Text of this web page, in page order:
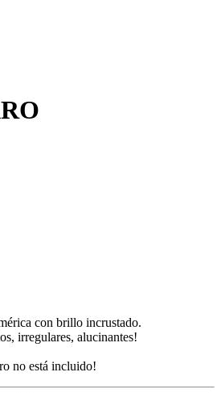
con brillo incrustado.
irregulares, alucinantes!
no está incluido!